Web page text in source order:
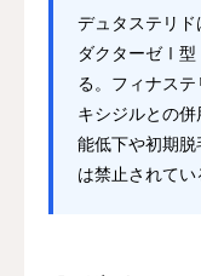
デュタステリド
ダクターゼⅠ型
る。フィナス
キシジルとの
能低下や初期
は禁止されてい